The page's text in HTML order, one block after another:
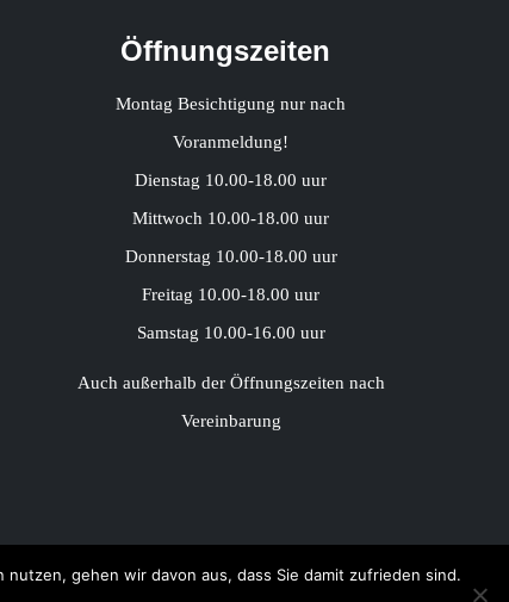
Öffnungszeiten
Montag Besichtigung nur nach
Voranmeldung!
Dienstag 10.00-18.00 uur
Mittwoch 10.00-18.00 uur
Donnerstag 10.00-18.00 uur
Freitag 10.00-18.00 uur
Samstag 10.00-16.00 uur
Auch außerhalb der Öffnungszeiten nach
Vereinbarung
gehen wir davon aus, dass Sie damit zufrieden sind.